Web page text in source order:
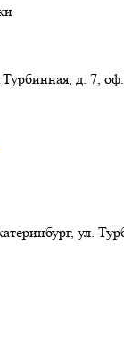
Турбинная, д. 7,
ул.